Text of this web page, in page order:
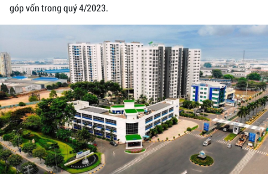
góp vốn trong quý 4/2023.